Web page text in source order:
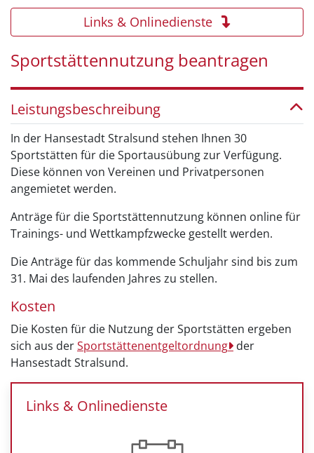
Links & Onlinedienste
Sportstättennutzung beantragen
Leistungsbeschreibung
In der Hansestadt Stralsund stehen Ihnen 30
Sportstätten für die Sportausübung zur Verfügung.
Diese können von Vereinen und Privatpersonen
angemietet werden.
Anträge für die Sportstättennutzung können online für
Trainings- und Wettkampfzwecke gestellt werden.
Die Anträge für das kommende Schuljahr sind bis zum
31. Mai des laufenden Jahres zu stellen.
Kosten
Die Kosten für die Nutzung der Sportstätten ergeben
sich aus derSportstättenentgeltordnung der
Hansestadt Stralsund.
Links & Onlinedienste